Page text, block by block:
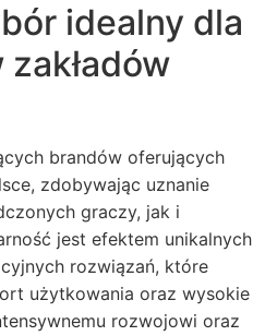
idealny dla
brandów oferujących
zdobywając uznanie
graczy, jak i
jest efektem unikalnych
rozwiązań, które
użytkowania oraz wysokie
rozwojowi oraz